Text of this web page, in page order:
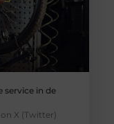
service in de
X (Twitter)